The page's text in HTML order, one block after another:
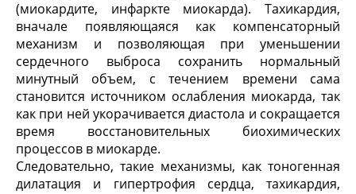
(миокардите, инфаркте миокарда). Тахикардия,
вначале появляющаяся как компенсаторный
механизм и позволяющая при уменьшении
сердечного выброса сохранить нормальный
минутный объем, с течением времени сама
становится источником ослабления миокарда, так
как при ней укорачивается диастола и сокращается
время восстановительных биохимических
процессов в миокарде.
Следовательно, такие механизмы, как тоногенная
дилатация и гипертрофия сердца, тахикардия,